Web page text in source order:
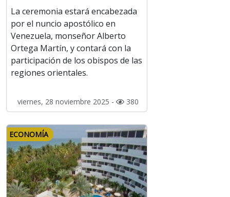
La ceremonia estará encabezada
por el nuncio apostólico en
Venezuela, monseñor Alberto
Ortega Martín, y contará con la
participación de los obispos de las
regiones orientales.
viernes, 28 noviembre 2025 - 380
ECONOMÍA